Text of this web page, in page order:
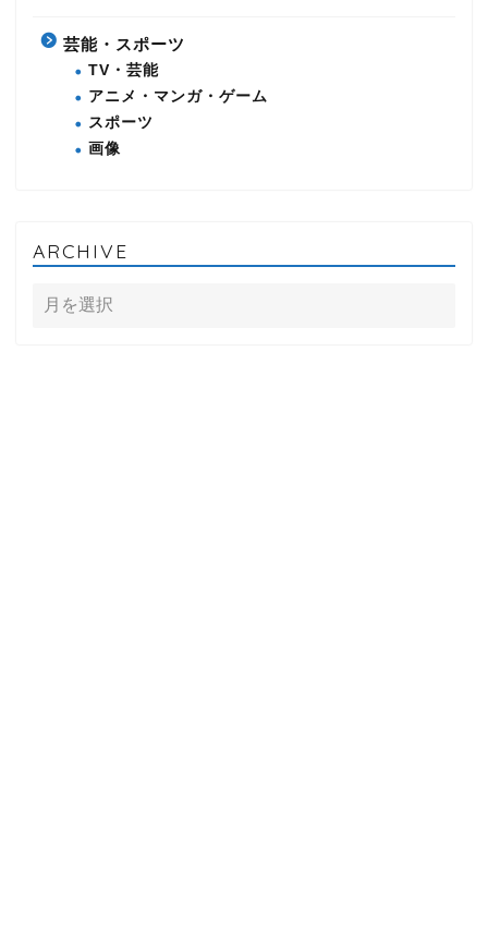
芸能・スポーツ
TV・芸能
アニメ・マンガ・ゲーム
スポーツ
画像
ARCHIVE